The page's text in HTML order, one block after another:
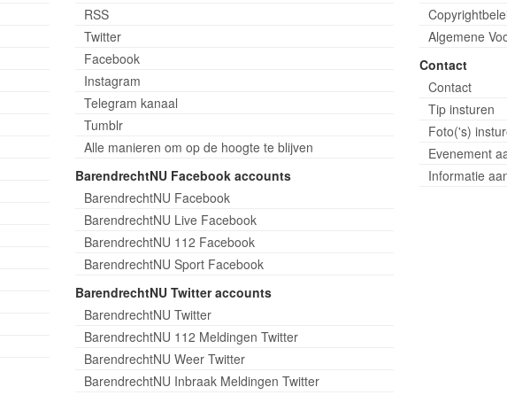
RSS
Twitter
Facebook
Instagram
Telegram kanaal
Tumblr
Alle manieren om op de hoogte te blijven
BarendrechtNU Facebook accounts
BarendrechtNU Facebook
BarendrechtNU Live Facebook
BarendrechtNU 112 Facebook
BarendrechtNU Sport Facebook
BarendrechtNU Twitter accounts
BarendrechtNU Twitter
BarendrechtNU 112 Meldingen Twitter
BarendrechtNU Weer Twitter
BarendrechtNU Inbraak Meldingen Twitter
Algemene
Contact
Contact
Tip insturen
Foto('s)
Evenement
Informatie